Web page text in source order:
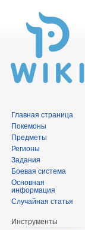
Главная страница
Покемоны
Предметы
Регионы
Задания
Боевая система
Основная
информация
Случайная статья
Инструменты